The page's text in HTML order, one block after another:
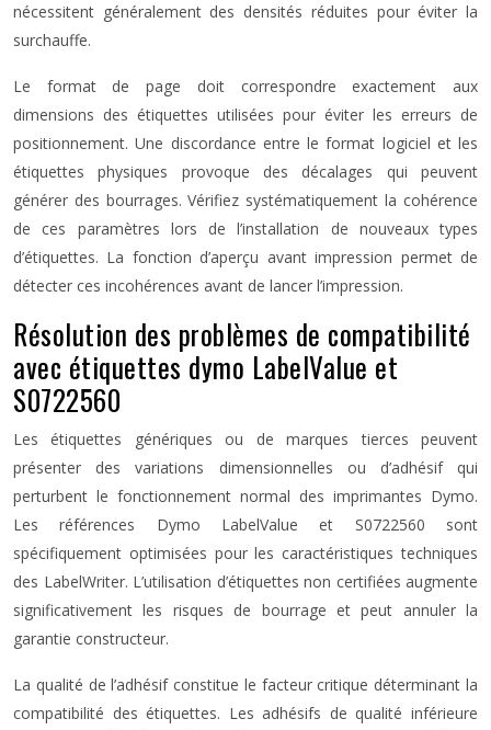
nécessitent généralement des densités réduites pour éviter la
surchauffe.
Le format de page doit correspondre exactement aux
dimensions des étiquettes utilisées pour éviter les erreurs de
positionnement. Une discordance entre le format logiciel et les
étiquettes physiques provoque des décalages qui peuvent
générer des bourrages. Vérifiez systématiquement la cohérence
de ces paramètres lors de l’installation de nouveaux types
d’étiquettes. La fonction d’aperçu avant impression permet de
détecter ces incohérences avant de lancer l’impression.
Résolution des problèmes de compatibilité
avec étiquettes dymo LabelValue et
S0722560
Les étiquettes génériques ou de marques tierces peuvent
présenter des variations dimensionnelles ou d’adhésif qui
perturbent le fonctionnement normal des imprimantes Dymo.
Les références Dymo LabelValue et S0722560 sont
spécifiquement optimisées pour les caractéristiques techniques
des LabelWriter. L’utilisation d’étiquettes non certifiées augmente
significativement les risques de bourrage et peut annuler la
garantie constructeur.
La qualité de l’adhésif constitue le facteur critique déterminant la
compatibilité des étiquettes. Les adhésifs de qualité inférieure